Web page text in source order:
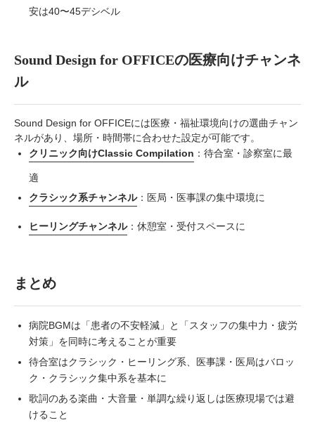
安は40〜45デシベル
Sound Design for OFFICEの医療向けチャンネ
ル
Sound Design for OFFICEには医療・福祉環境向けの選曲チャン
ネルがあり、場所・時間帯に合わせた設定が可能です。
クリニック向けClassic Compilation ：待合室・診察室に最
適
クラシック系チャンネル：医局・医事課の集中環境に
ヒーリングチャンネル：休憩室・受付スペースに
まとめ
病院BGMは「患者の不安軽減」と「スタッフの集中力・疲労
対策」を同時に考えることが重要
待合室はクラシック・ヒーリング系、医事課・医局はバロッ
ク・クラシック集中系を基本に
歌詞のある楽曲・大音量・単調な繰り返しは医療現場では避
けること